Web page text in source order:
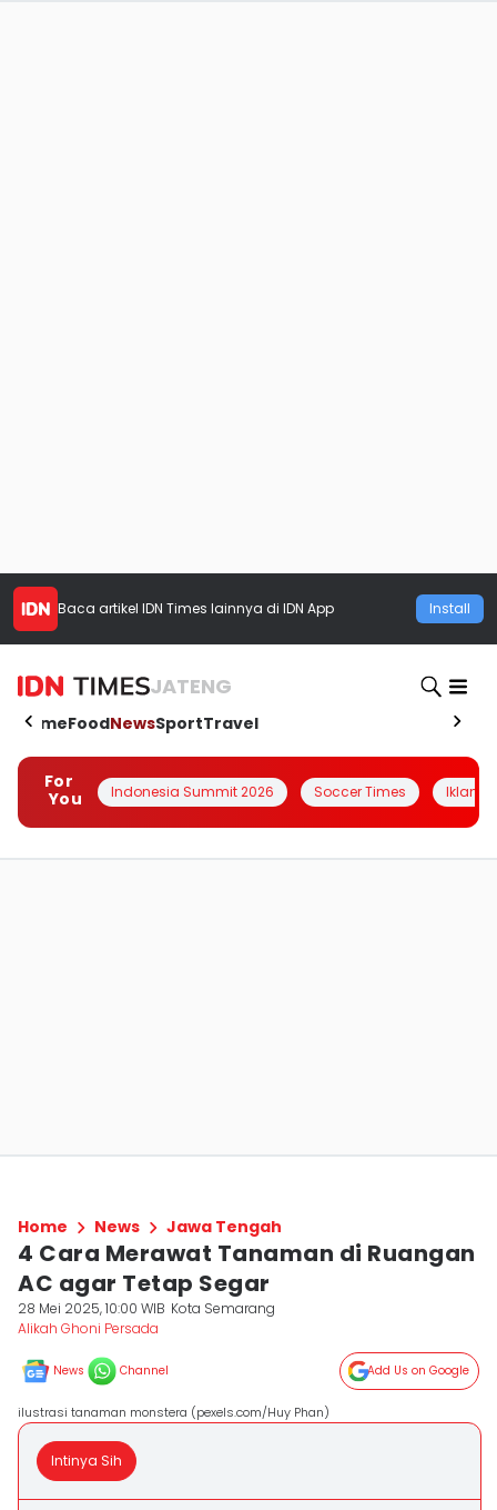
Baca artikel IDN Times lainnya di IDN App Install
JATENG
HomeFoodNewsSportTravel
For
You
Indonesia Summit 2026 Soccer Times Iklanin
Home News Jawa Tengah
4 Cara Merawat Tanaman di Ruangan
AC agar Tetap Segar
28 Mei 2025, 10:00 WIB Kota Semarang
Alikah Ghoni Persada
News Channel Add Us on Google
ilustrasi tanaman monstera (pexels.com/Huy Phan)
Intinya Sih